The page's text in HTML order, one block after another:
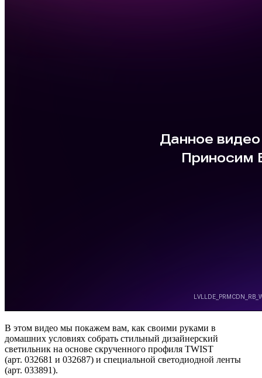
В этом видео мы покажем вам, как своими руками в
домашних условиях собрать стильный дизайнерский
светильник на основе скрученного профиля TWIST
(арт. 032681 и 032687) и специальной светодиодной ленты
(арт. 033891).